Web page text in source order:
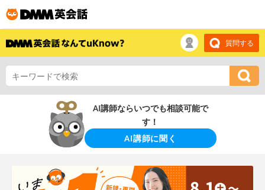
質問する
AI講師ならいつでも相談可能で
す！
AI講師に聞く